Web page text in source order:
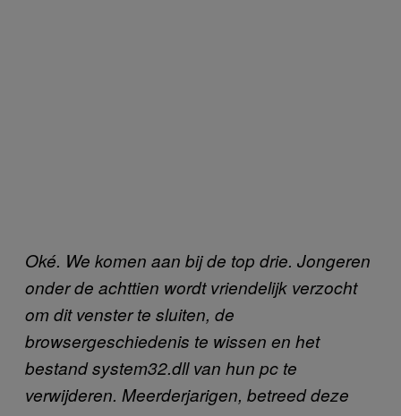
Oké. We komen aan bij de top drie. Jongeren
onder de achttien wordt vriendelijk verzocht
om dit venster te sluiten, de
browsergeschiedenis te wissen en het
bestand system32.dll van hun pc te
verwijderen. Meerderjarigen, betreed deze